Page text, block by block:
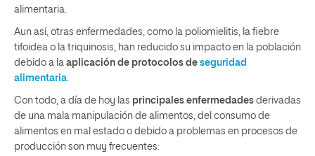
alimentaria.
Aun así, otras enfermedades, como la poliomielitis, la fiebre
tifoidea o la triquinosis, han reducido su impacto en la población
debido a la aplicación de protocolos de seguridad
alimentaria
Con todo, a día de hoy las principales enfermedades derivadas
de una mala manipulación de alimentos, del consumo de
alimentos en mal estado o debido a problemas en procesos de
producción son muy frecuentes: